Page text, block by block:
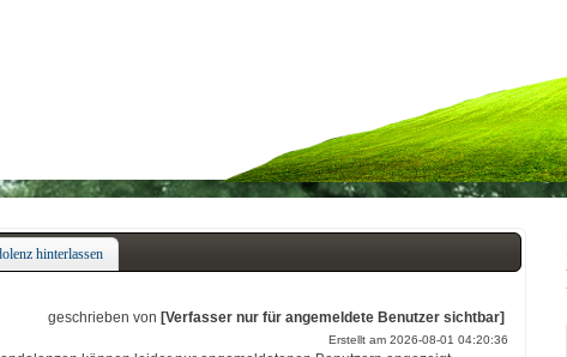
hinterlassen
geschrieben von [Verfasser nur für angemeldete Benutzer sichtbar]
Erstellt am 2026-08-01 04:20:36